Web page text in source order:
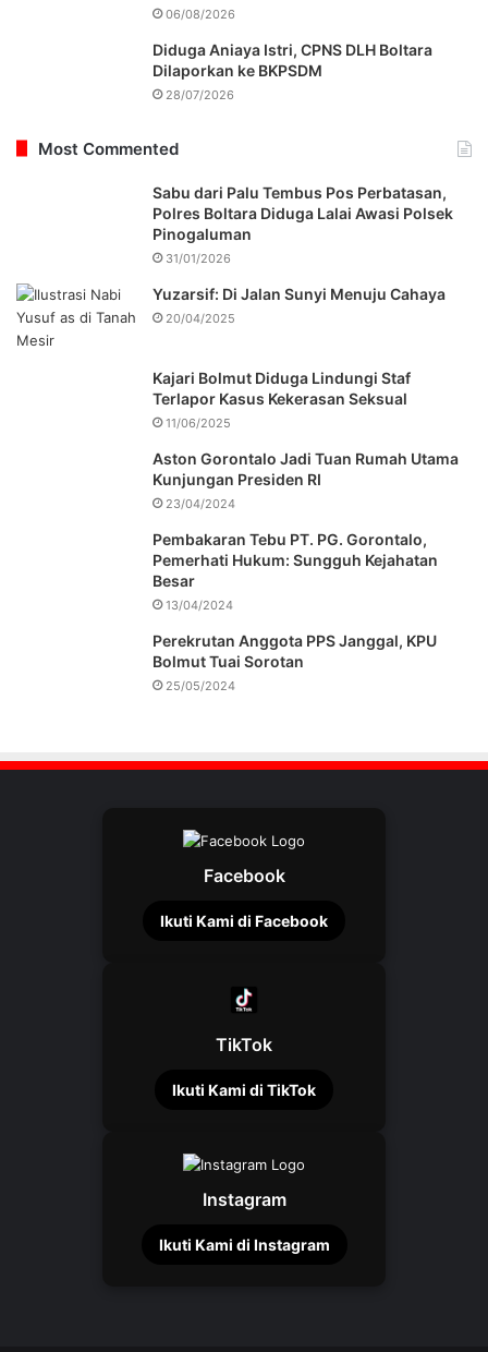
06/08/2026
Diduga Aniaya Istri, CPNS DLH Boltara
Dilaporkan ke BKPSDM
28/07/2026
Most Commented
Sabu dari Palu Tembus Pos Perbatasan,
Polres Boltara Diduga Lalai Awasi Polsek
Pinogaluman
31/01/2026
Yuzarsif: Di Jalan Sunyi Menuju Cahaya
20/04/2025
Kajari Bolmut Diduga Lindungi Staf
Terlapor Kasus Kekerasan Seksual
11/06/2025
Aston Gorontalo Jadi Tuan Rumah Utama
Kunjungan Presiden RI
23/04/2024
Pembakaran Tebu PT. PG. Gorontalo,
Pemerhati Hukum: Sungguh Kejahatan
Besar
13/04/2024
Perekrutan Anggota PPS Janggal, KPU
Bolmut Tuai Sorotan
25/05/2024
Facebook
Ikuti Kami di Facebook
TikTok
Ikuti Kami di TikTok
Instagram
Ikuti Kami di Instagram